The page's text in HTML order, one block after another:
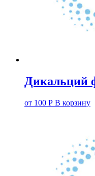
Дикальций
от 100 Р В корзину